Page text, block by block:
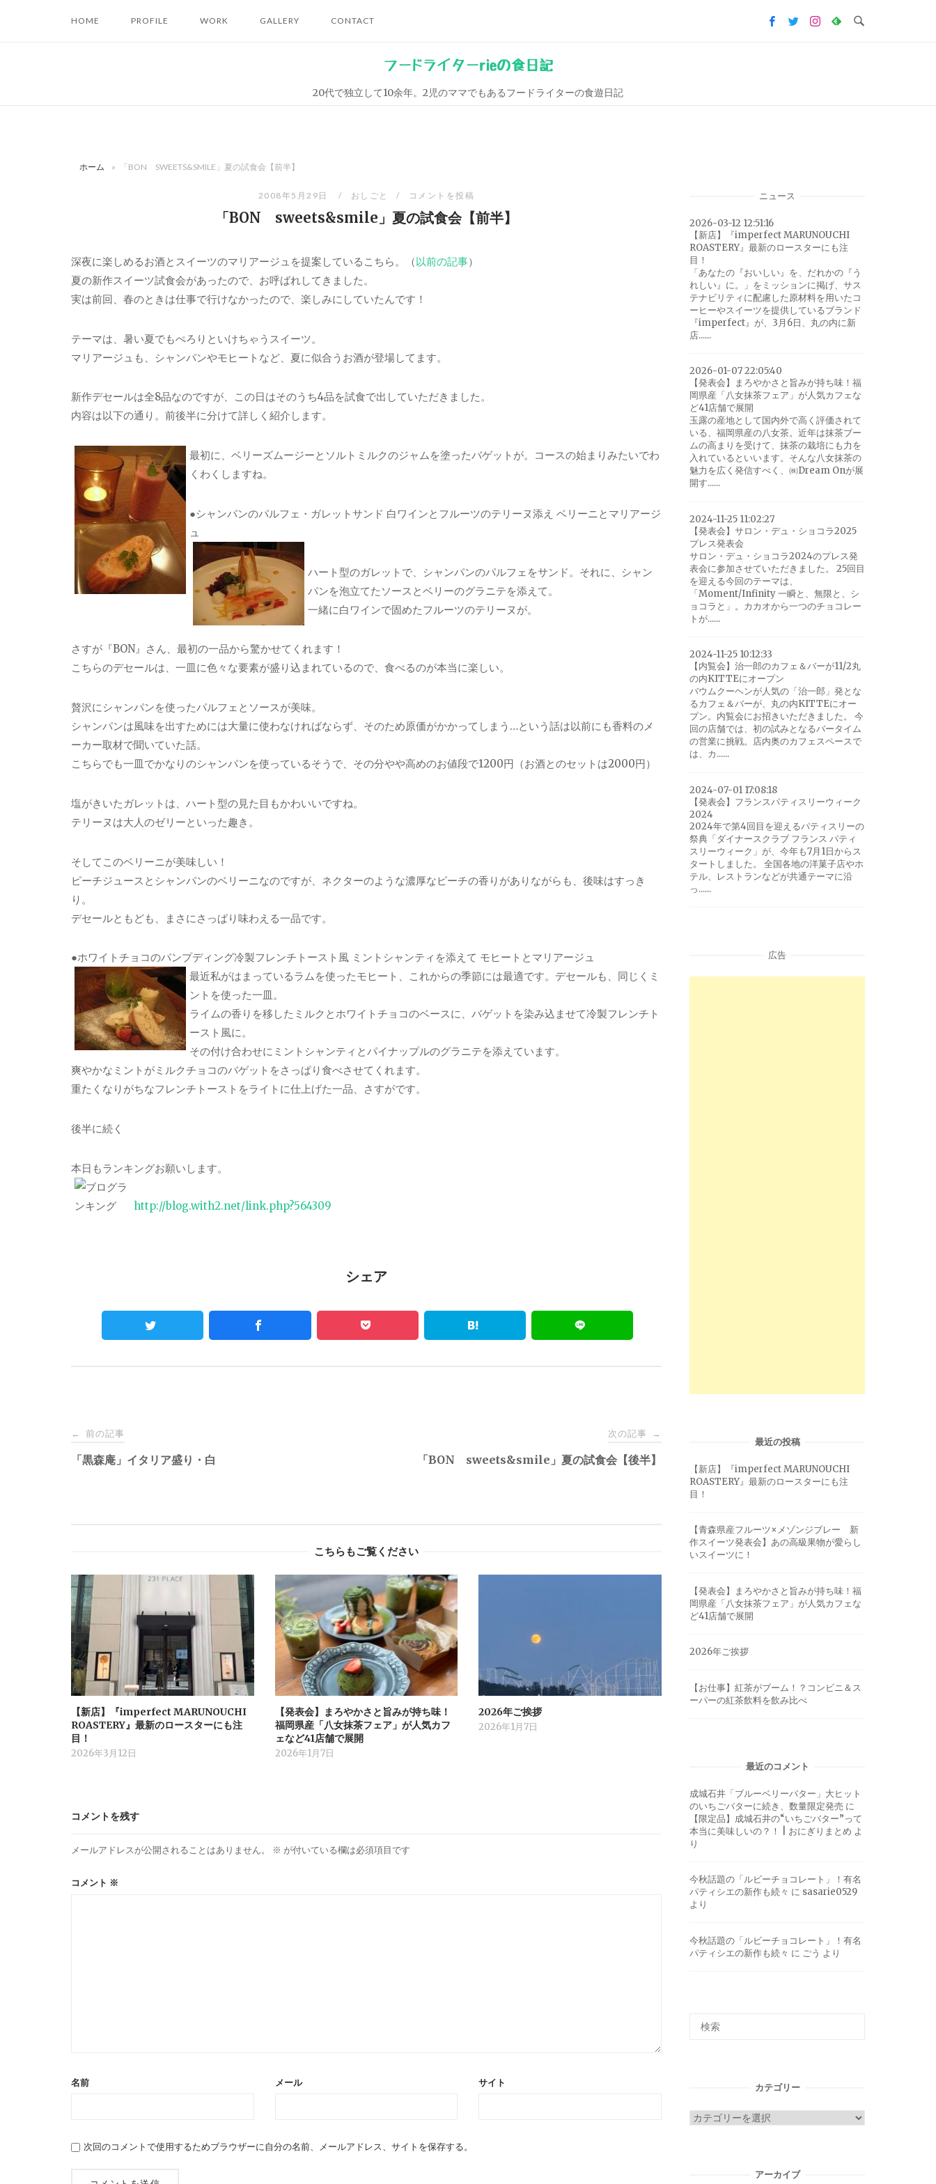
HOME PROFILE WORK GALLERY CONTACT
フードライターrieの食日記
20代で独立して10余年。2児のママでもあるフードライターの食遊日記
ホーム » 「BON SWEETS&SMILE」夏の試食会【前半】
2008年5月29日 おしごと コメントを投稿
「BON sweets&smile」夏の試食会【前半】
深夜に楽しめるお酒とスイーツのマリアージュを提案しているこちら。（以前の記事）
夏の新作スイーツ試食会があったので、お呼ばれしてきました。
実は前回、春のときは仕事で行けなかったので、楽しみにしていたんです！
テーマは、暑い夏でもぺろりといけちゃうスイーツ。
マリアージュも、シャンパンやモヒートなど、夏に似合うお酒が登場してます。
新作デセールは全8品なのですが、この日はそのうち4品を試食で出していただきました。
内容は以下の通り。前後半に分けて詳しく紹介します。
最初に、ベリーズムージーとソルトミルクのジャムを塗ったバゲットが。コースの始まりみたいでわ
くわくしますね。
●シャンパンのパルフェ・ガレットサンド 白ワインとフルーツのテリーヌ添え ベリーニとマリアージ
ュ
ハート型のガレットで、シャンパンのパルフェをサンド。それに、シャン
パンを泡立てたソースとベリーのグラニテを添えて。
一緒に白ワインで固めたフルーツのテリーヌが。
さすが『BON』さん、最初の一品から驚かせてくれます！
こちらのデセールは、一皿に色々な要素が盛り込まれているので、食べるのが本当に楽しい。
贅沢にシャンパンを使ったパルフェとソースが美味。
シャンパンは風味を出すためには大量に使わなければならず、そのため原価がかかってしまう…という話は以前にも香料のメ
ーカー取材で聞いていた話。
こちらでも一皿でかなりのシャンパンを使っているそうで、その分やや高めのお値段で1200円（お酒とのセットは2000円）
塩がきいたガレットは、ハート型の見た目もかわいいですね。
テリーヌは大人のゼリーといった趣き。
そしてこのベリーニが美味しい！
ピーチジュースとシャンパンのベリーニなのですが、ネクターのような濃厚なピーチの香りがありながらも、後味はすっき
り。
デセールともども、まさにさっぱり味わえる一品です。
●ホワイトチョコのパンプディング冷製フレンチトースト風 ミントシャンティを添えて モヒートとマリアージュ
最近私がはまっているラムを使ったモヒート、これからの季節には最適です。デセールも、同じくミ
ントを使った一皿。
ライムの香りを移したミルクとホワイトチョコのベースに、バゲットを染み込ませて冷製フレンチト
ースト風に。
その付け合わせにミントシャンティとパイナップルのグラニテを添えています。
爽やかなミントがミルクチョコのバゲットをさっぱり食べさせてくれます。
重たくなりがちなフレンチトーストをライトに仕上げた一品、さすがです。
後半に続く
本日もランキングお願いします。
http://blog.with2.net/link.php?564309
シェア
Post
navigation
← 前の記事
「黒森庵」イタリア盛り・白
次の記事 →
「BON sweets&smile」夏の試食会【後半】
こちらもご覧ください
【新店】『imperfect MARUNOUCHI
ROASTERY』最新のロースターにも注
目！
2026年3月12日
【発表会】まろやかさと旨みが持ち味！
福岡県産「八女抹茶フェア」が人気カフ
ェなど41店舗で展開
2026年1月7日
2026年ご挨拶
2026年1月7日
コメントを残す
メールアドレスが公開されることはありません。 ※ が付いている欄は必須項目です
コメント ※
名前 メール サイト
次回のコメントで使用するためブラウザーに自分の名前、メールアドレス、サイトを保存する。
ニュース
2026-03-12 12:51:16
【新店】『imperfect MARUNOUCHI
ROASTERY』最新のロースターにも注
目！
「あなたの『おいしい』を、だれかの『う
れしい』に。」をミッションに掲げ、サス
テナビリティに配慮した原材料を用いたコ
ーヒーやスイーツを提供しているブランド
『imperfect』が、3月6日、丸の内に新
店......
2026-01-07 22:05:40
【発表会】まろやかさと旨みが持ち味！福
岡県産「八女抹茶フェア」が人気カフェな
ど41店舗で展開
玉露の産地として国内外で高く評価されて
いる、福岡県産の八女茶。近年は抹茶ブー
ムの高まりを受けて、抹茶の栽培にも力を
入れているといいます。そんな八女抹茶の
魅力を広く発信すべく、㈱Dream Onが展
開す......
2024-11-25 11:02:27
【発表会】サロン・デュ・ショコラ2025
プレス発表会
サロン・デュ・ショコラ2024のプレス発
表会に参加させていただきました。 25回目
を迎える今回のテーマは、
「Moment/Infinity 一瞬と、無限と、シ
ョコラと」。カカオから一つのチョコレー
トが......
2024-11-25 10:12:33
【内覧会】治一郎のカフェ＆バーが11/2丸
の内KITTEにオープン
バウムクーヘンが人気の「治一郎」発とな
るカフェ＆バーが、丸の内KITTEにオー
プン。内覧会にお招きいただきました。 今
回の店舗では、初の試みとなるバータイム
の営業に挑戦。店内奥のカフェスペースで
は、カ......
2024-07-01 17:08:18
【発表会】フランスパティスリーウィーク
2024
2024年で第4回目を迎えるパティスリーの
祭典「ダイナースクラブ フランス パティ
スリーウィーク」が、今年も7月1日からス
タートしました。 全国各地の洋菓子店やホ
テル、レストランなどが共通テーマに沿
っ......
広告
最近の投稿
【新店】『imperfect MARUNOUCHI
ROASTERY』最新のロースターにも注
目！
【青森県産フルーツ×メゾンジブレー 新
作スイーツ発表会】あの高級果物が愛らし
いスイーツに！
【発表会】まろやかさと旨みが持ち味！福
岡県産「八女抹茶フェア」が人気カフェな
ど41店舗で展開
2026年ご挨拶
【お仕事】紅茶がブーム！？コンビニ＆ス
ーパーの紅茶飲料を飲み比べ
最近のコメント
成城石井「ブルーベリーバター」大ヒット
のいちごバターに続き、数量限定発売 に
【限定品】成城石井の“いちごバター”って
本当に美味しいの？！ | おにぎりまとめ よ
り
今秋話題の「ルビーチョコレート」！有名
パティシエの新作も続々 に sasarie0529
より
今秋話題の「ルビーチョコレート」！有名
パティシエの新作も続々 に ごう より
カテゴリー
カ
アーカイブ